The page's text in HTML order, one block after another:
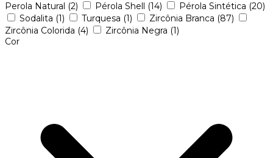
Perola Natural (2) Pérola Shell (14) Pérola Sintética (20)
Sodalita (1) Turquesa (1) Zircônia Branca (87)
Zircônia Colorida (4) Zircônia Negra (1)
Cor